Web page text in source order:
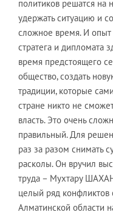
политиков решатся на
удержать ситуацию и
сложное время. И опыт
стратега и дипломата
время предстоящего
общество, создать
традиции, которые
стране никто не
власть. Это очень
правильный. Для
раз за разом снимать
расколы. Он вручил
труда – Мухтару
целый ряд конфликтов
Алматинской области